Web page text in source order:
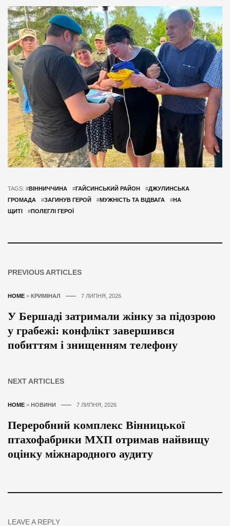
TAGS: #ВІННИЧЧИНА #ГАЙСИНСЬКИЙ РАЙОН #ДЖУЛИНСЬКА
ГРОМАДА
#ЗАГИНУВ ГЕРОЙ #МУЖНІСТЬ ТА ВІДВАГА #НА
ЩИТІ
#ПОЛЕГЛІ ГЕРОЇ
PREVIOUS ARTICLES
HOME > КРИМІНАЛ 7 ЛИПНЯ, 2026
У Бершаді затримали жінку за підозрою
у грабежі: конфлікт завершився
побиттям і знищенням телефону
NEXT ARTICLES
HOME > НОВИНИ 7 ЛИПНЯ, 2026
Переробний комплекс Вінницької
птахофабрики МХП отримав найвищу
оцінку міжнародного аудиту
LEAVE A REPLY